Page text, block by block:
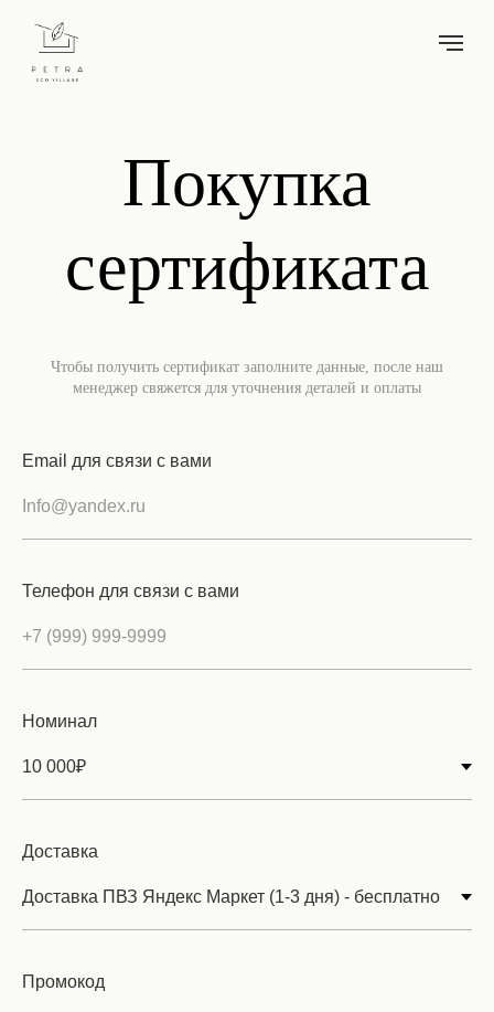
Покупка
сертификата
Чтобы получить сертификат заполните данные, после наш
менеджер свяжется для уточнения деталей и оплаты
Email для связи с вами
Телефон для связи с вами
Номинал
Доставка
Промокод